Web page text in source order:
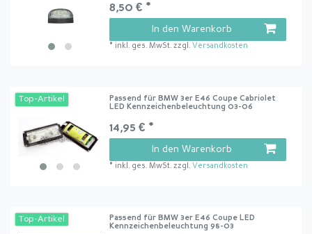
8,50 € *
In den Warenkorb
* inkl. ges. MwSt. zzgl. Versandkosten
Top-Artikel
Passend für BMW 3er E46 Coupe Cabriolet
LED Kennzeichenbeleuchtung 03-06
14,95 € *
In den Warenkorb
* inkl. ges. MwSt. zzgl. Versandkosten
Top-Artikel
Passend für BMW 3er E46 Coupe LED
Kennzeichenbeleuchtung 98-03